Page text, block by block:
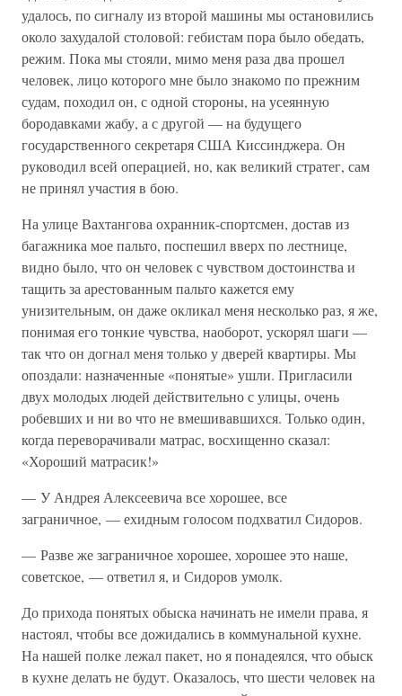
удалось, по сигналу из второй машины мы остановились
около захудалой столовой: гебистам пора было обедать,
режим. Пока мы стояли, мимо меня раза два прошел
человек, лицо которого мне было знакомо по прежним
судам, походил он, с одной стороны, на усеянную
бородавками жабу, а с другой — на будущего
государственного секретаря США Киссинджера. Он
руководил всей операцией, но, как великий стратег, сам
не принял участия в бою.
На улице Вахтангова охранник-спортсмен, достав из
багажника мое пальто, поспешил вверх по лестнице,
видно было, что он человек с чувством достоинства и
тащить за арестованным пальто кажется ему
унизительным, он даже окликал меня несколько раз, я же,
понимая его тонкие чувства, наоборот, ускорял шаги —
так что он догнал меня только у дверей квартиры. Мы
опоздали: назначенные «понятые» ушли. Пригласили
двух молодых людей действительно с улицы, очень
робевших и ни во что не вмешивавшихся. Только один,
когда переворачивали матрас, восхищенно сказал:
«Хороший матрасик!»
— У Андрея Алексеевича все хорошее, все
заграничное, — ехидным голосом подхватил Сидоров.
— Разве же заграничное хорошее, хорошее это наше,
советское, — ответил я, и Сидоров умолк.
До прихода понятых обыска начинать не имели права, я
настоял, чтобы все дожидались в коммунальной кухне.
На нашей полке лежал пакет, но я понадеялся, что обыск
в кухне делать не будут. Оказалось, что шести человек на